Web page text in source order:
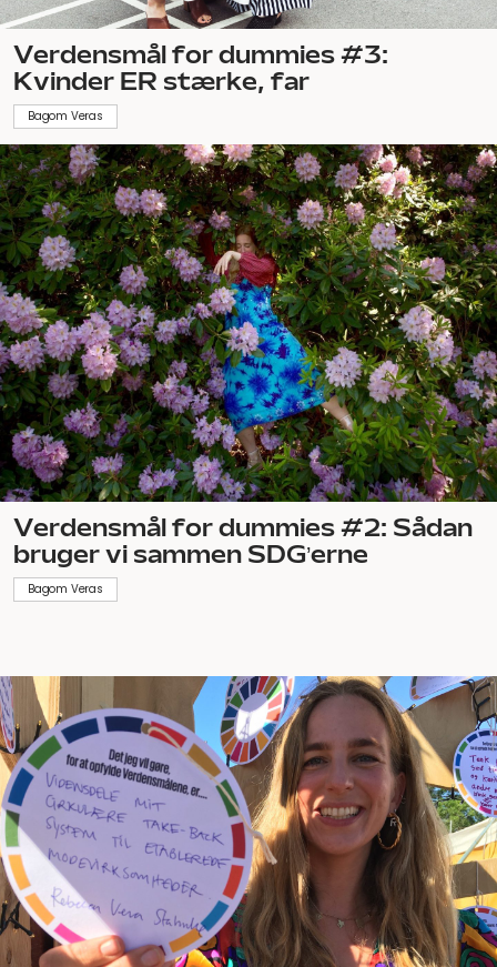
Verdensmål for dummies #3:
Kvinder ER stærke, far
Bagom Veras
Verdensmål for dummies #2: Sådan
bruger vi sammen SDG’erne
Bagom Veras